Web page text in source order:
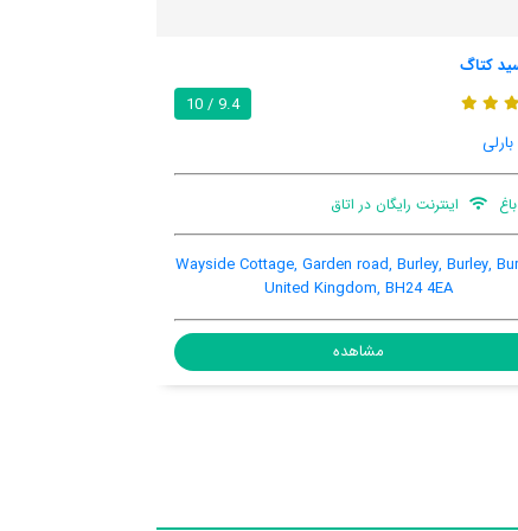
بار باغ
RINGWOOD ROAD, BURLEY,, Burley, Burley, United
Kingdom, BH244BS